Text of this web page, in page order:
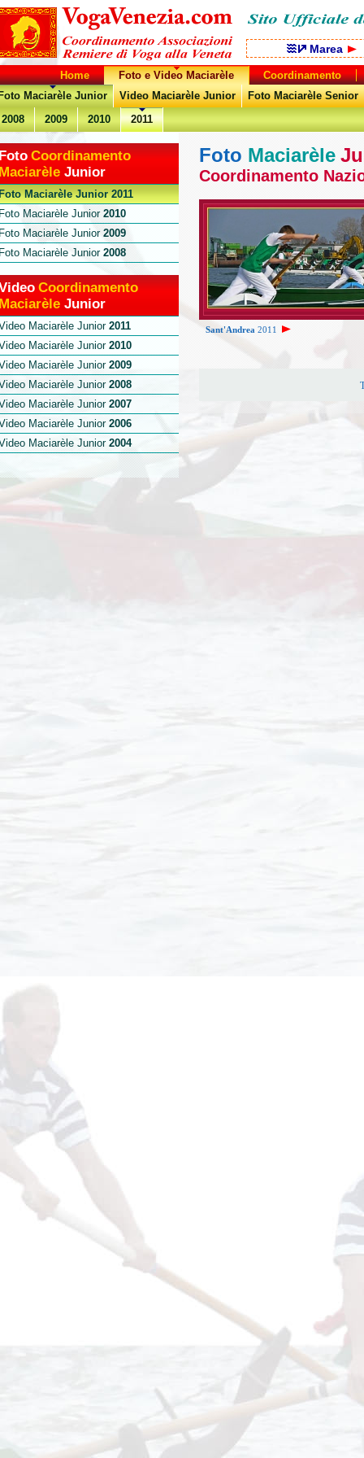
Foto Maciarèle
Coordinamento
Sant'Andrea 2011
Marea
Home Foto e Video Maciarèle
Coordinamento
Maciarèle Junior
Video Maciarèle Junior
Foto Maciarèle Senior
2008
2009 2010 2011
Coordinamento
Junior
Maciarèle Junior2011
Maciarèle Junior2010
Maciarèle Junior2009
Maciarèle Junior 2008
Coordinamento
Junior
Maciarèle Junior 2011
Maciarèle Junior 2010
Maciarèle Junior 2009
Maciarèle Junior 2008
Maciarèle Junior 2007
Maciarèle Junior 2006
Maciarèle Junior 2004